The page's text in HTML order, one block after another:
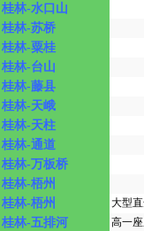
桂林-水口山
桂林-苏桥
桂林-粟桂
桂林-台山
桂林-藤县
桂林-天峨
桂林-天柱
桂林-通道
桂林-万板桥
桂林-梧州
桂林-梧州 大型
桂林-五排河 高一